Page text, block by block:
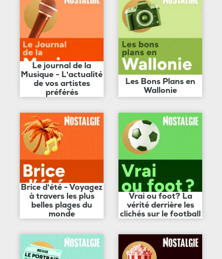
Le journal de la
Musique - L'actualité
de vos artistes
préférés
Les Bons Plans en
Wallonie
Brice d'été - Voyagez
à travers les plus
belles plages du
monde
Vrai ou foot? La
vérité derrière les
clichés sur le football